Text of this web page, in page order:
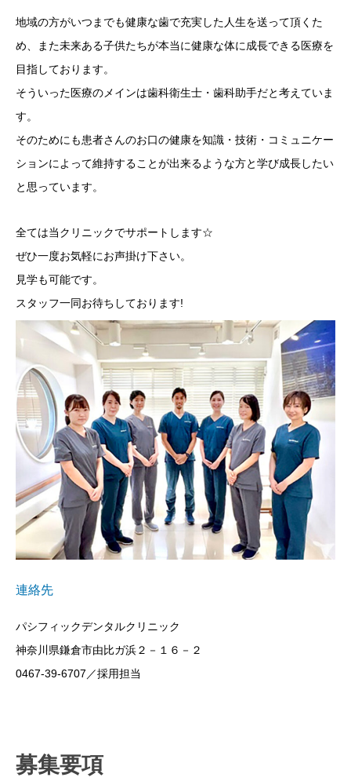
地域の方がいつまでも健康な歯で充実した人生を送って頂くた
め、また未来ある子供たちが本当に健康な体に成長できる医療を
目指しております。
そういった医療のメインは歯科衛生士・歯科助手だと考えていま
す。
そのためにも患者さんのお口の健康を知識・技術・コミュニケー
ションによって維持することが出来るような方と学び成長したい
と思っています。
全ては当クリニックでサポートします☆
ぜひ一度お気軽にお声掛け下さい。
見学も可能です。
スタッフ一同お待ちしております!
連絡先
パシフィックデンタルクリニック
神奈川県鎌倉市由比ガ浜２－１６－２
0467-39-6707／採用担当
募集要項